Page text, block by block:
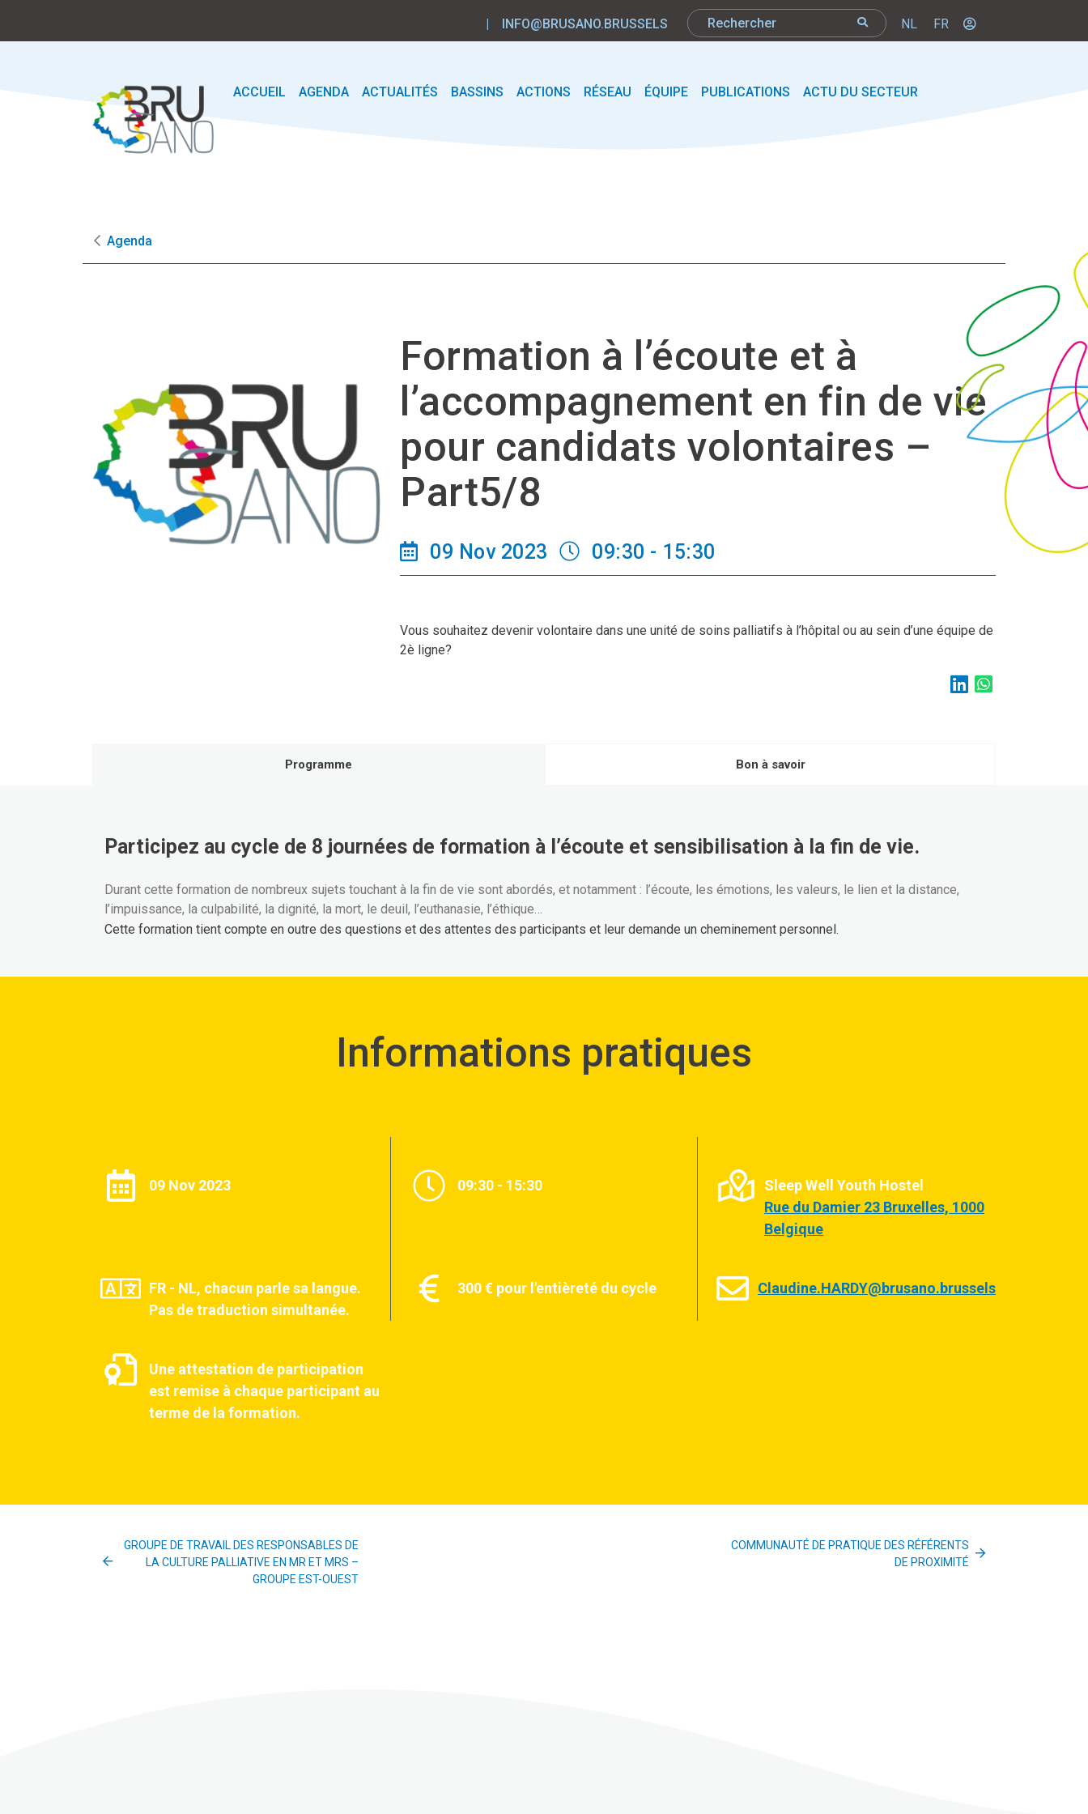
| INFO@BRUSANO.BRUSSELS NL FR
ACCUEIL AGENDA ACTUALITÉS BASSINS ACTIONS RÉSEAU ÉQUIPE PUBLICATIONS ACTU DU SECTEUR
Agenda
Formation à l’écoute et à
l’accompagnement en fin de vie
pour candidats volontaires –
Part5/8
09 Nov 2023 09:30 - 15:30
Vous souhaitez devenir volontaire dans une unité de soins palliatifs à l’hôpital ou au sein d’une équipe de
2è ligne?
Programme Bon à savoir
Participez au cycle de 8 journées de formation à l’écoute et sensibilisation à la fin de vie.
Durant cette formation de nombreux sujets touchant à la fin de vie sont abordés, et notamment : l’écoute, les émotions, les valeurs, le lien et la distance,
l’impuissance, la culpabilité, la dignité, la mort, le deuil, l’euthanasie, l’éthique…
Cette formation tient compte en outre des questions et des attentes des participants et leur demande un cheminement personnel.
Informations pratiques
09 Nov 2023 09:30 - 15:30
Sleep Well Youth Hostel
Rue du Damier 23 Bruxelles, 1000
Belgique
FR - NL, chacun parle sa langue.
Pas de traduction simultanée.
300 € pour l'entièreté du cycle Claudine.HARDY@brusano.brussels
Une attestation de participation
est remise à chaque participant au
terme de la formation.
GROUPE DE TRAVAIL DES RESPONSABLES DE
LA CULTURE PALLIATIVE EN MR ET MRS –
GROUPE EST-OUEST
COMMUNAUTÉ DE PRATIQUE DES RÉFÉRENTS
DE PROXIMITÉ